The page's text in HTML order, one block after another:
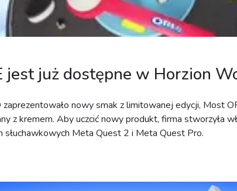
jest już dostępne w Horzion
nowy smak z limitowanej edycji, Most
z kremem. Aby uczcić nowy produkt, firma stworzyła
słuchawkowych Meta Quest 2 i Meta Quest Pro.